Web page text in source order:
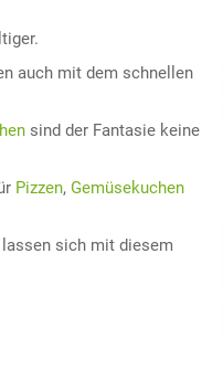
auch mit dem schnellen
sind der Fantasie keine
Pizzen, Gemüsekuchen
sich mit diesem